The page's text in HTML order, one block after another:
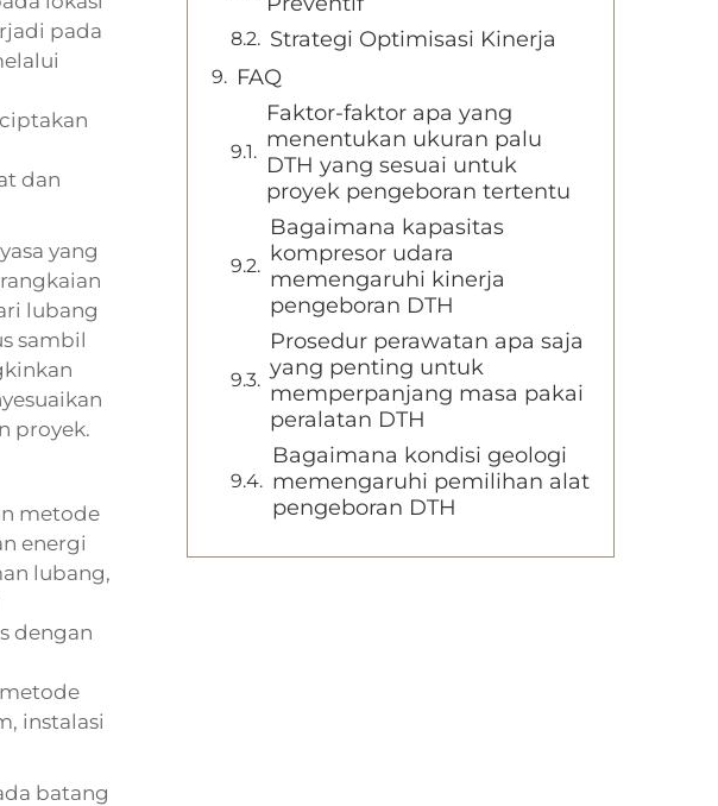
pada
dan
yang
lubang
sambil
proyek.
metode
energi
lubang,
dengan
instalasi
batang
Strategi Optimisasi Kinerja
FAQ
Faktor-faktor apa yang
menentukan ukuran palu
DTH yang sesuai untuk
proyek pengeboran tertentu
Bagaimana kapasitas
kompresor udara
memengaruhi kinerja
pengeboran DTH
Prosedur perawatan apa saja
yang penting untuk
memperpanjang masa pakai
peralatan DTH
Bagaimana kondisi geologi
memengaruhi pemilihan alat
pengeboran DTH